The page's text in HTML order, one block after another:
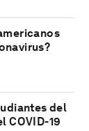
del
COVID-19